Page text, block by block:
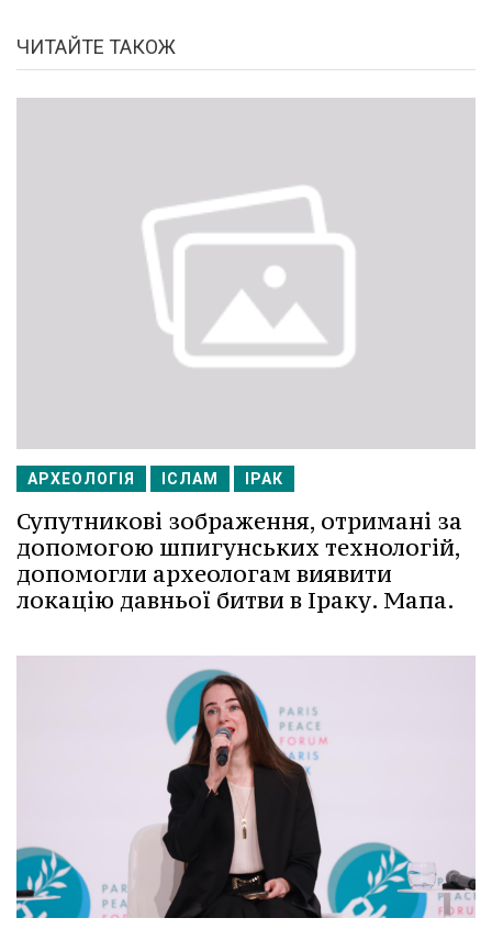
ЧИТАЙТЕ ТАКОЖ
АРХЕОЛОГІЯ ІСЛАМ ІРАК
Супутникові зображення, отримані за
допомогою шпигунських технологій,
допомогли археологам виявити
локацію давньої битви в Іраку. Мапа.